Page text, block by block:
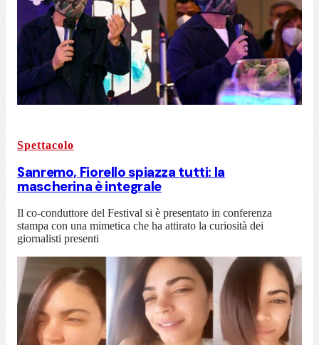
Spettacolo
Sanremo, Fiorello spiazza tutti: la
mascherina è integrale
Il co-conduttore del Festival si è presentato in conferenza
stampa con una mimetica che ha attirato la curiosità dei
giornalisti presenti